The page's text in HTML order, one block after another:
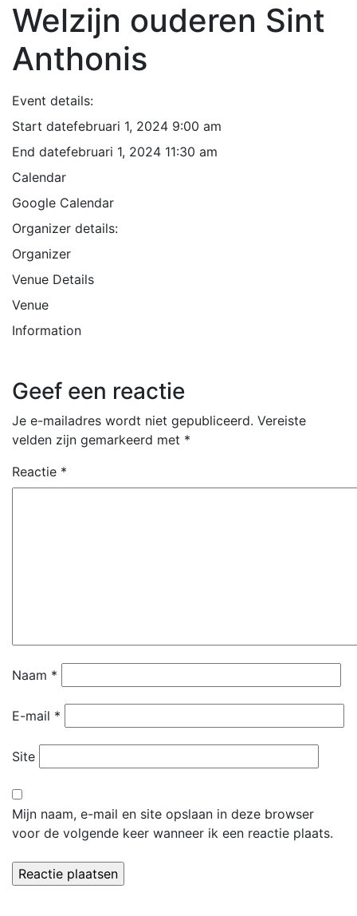
Welzijn ouderen Sint
Anthonis
Event details:
Start datefebruari 1, 2024 9:00 am
End datefebruari 1, 2024 11:30 am
Calendar
Google Calendar
Organizer details:
Organizer
Venue Details
Venue
Information
Geef een reactie
Je e-mailadres wordt niet gepubliceerd. Vereiste
velden zijn gemarkeerd met *
Reactie *
Naam *
E-mail *
Site
Mijn naam, e-mail en site opslaan in deze browser
voor de volgende keer wanneer ik een reactie plaats.